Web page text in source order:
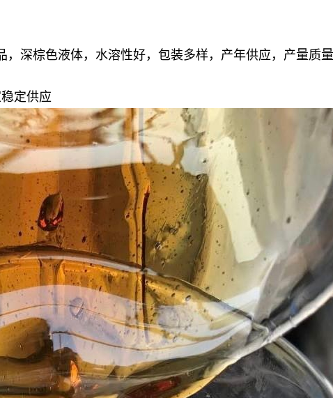
深棕色液体，水溶性好，包装多样，产年供应，产量质量
定供应